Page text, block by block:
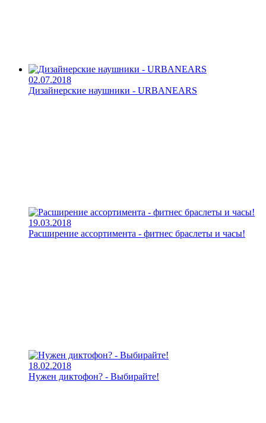
02.07.2018
Дизайнерские наушники - URBANEARS
19.03.2018
Расширение ассортимента - фитнес браслеты и часы!
18.02.2018
Нужен диктофон? - Выбирайте!